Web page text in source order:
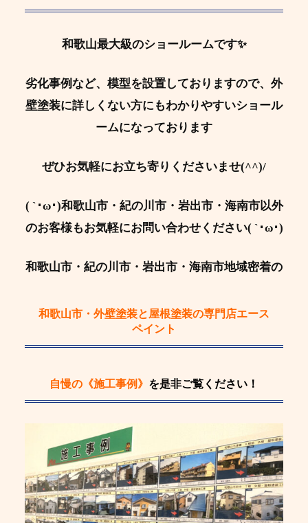
和歌山最大級のショールームです✨
劣化事例など、模型を設置しておりますので、外
壁塗装に詳しくない方にもわかりやすいショール
ームになっております
ぜひお気軽にお立ち寄りくださいませ(^^)/
( `･ω･)和歌山市・紀の川市・岩出市・海南市以外
のお客様もお気軽にお問い合わせください( `･ω･)
和歌山市・紀の川市・岩出市・海南市地域密着の
和歌山市・外壁塗装と屋根塗装の専門店エース
ペイント
自慢の《施工事例》 を是非ご覧ください！